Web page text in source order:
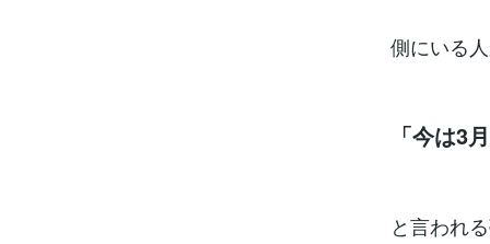
側にいる
「今は3
と言われ